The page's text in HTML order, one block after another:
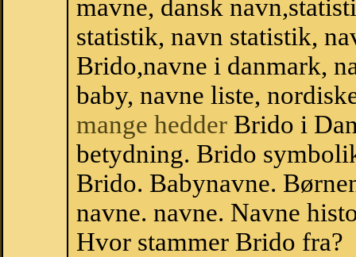
mavne, dansk
statistik, navn statistik,
Brido,navne i danmark,
baby, navne liste,
mange hedder Brido i
betydning. Brido
Brido. Babynavne.
navne. navne. Navne
Hvor stammer Brido fra?